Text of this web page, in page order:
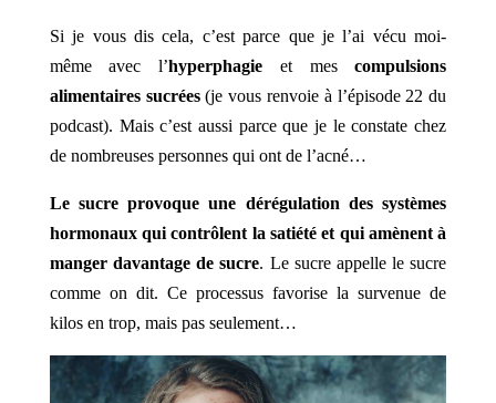
Si je vous dis cela, c’est parce que je l’ai vécu moi-
même avec l’hyperphagie et mescompulsions
alimentaires sucrées(je vous renvoie à l’épisode 22 du
podcast). Mais c’est aussi parce que je le constate chez
de nombreuses personnes qui ont de l’acné…
Le sucre provoque une dérégulation des systèmes
hormonaux qui contrôlent la satiété et qui amènent à
manger davantage de sucre. Le sucre appelle le sucre
comme on dit. Ce processus favorise la survenue de
kilos en trop, mais pas seulement…